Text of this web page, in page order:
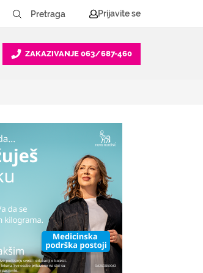
Prijavite se
ZAKAZIVANJE 063/687-460